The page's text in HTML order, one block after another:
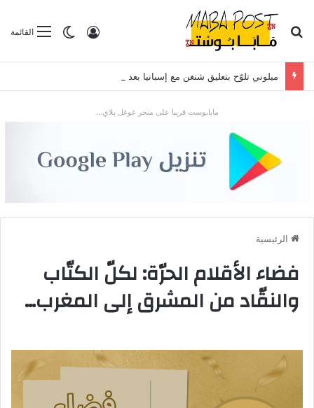
القائمةالوضع
تسجيل الدخول بحث عن
ميلوني تلوّح بتعليق شنغن مع إسبانيا بعد موجة الهجرة في سبتة
مابابوست قريبا على متجر غوغل بلاي...
الرئيسية
فضاء الأقلام الحرّة: لكلّ الكتّاب
والنقّاد من المشرق إلى المغرب…